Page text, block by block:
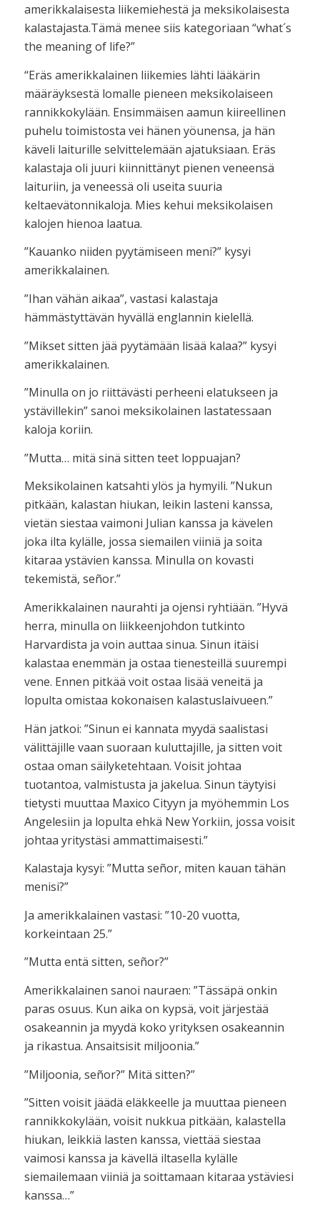
amerikkalaisesta liikemiehestä ja meksikolaisesta
kalastajasta.Tämä menee siis kategoriaan “what´s
the meaning of life?”
“Eräs amerikkalainen liikemies lähti lääkärin
määräyksestä lomalle pieneen meksikolaiseen
rannikkokylään. Ensimmäisen aamun kiireellinen
puhelu toimistosta vei hänen yöunensa, ja hän
käveli laiturille selvittelemään ajatuksiaan. Eräs
kalastaja oli juuri kiinnittänyt pienen veneensä
laituriin, ja veneessä oli useita suuria
keltaevätonnikaloja. Mies kehui meksikolaisen
kalojen hienoa laatua.
”Kauanko niiden pyytämiseen meni?” kysyi
amerikkalainen.
”Ihan vähän aikaa”, vastasi kalastaja
hämmästyttävän hyvällä englannin kielellä.
”Mikset sitten jää pyytämään lisää kalaa?” kysyi
amerikkalainen.
”Minulla on jo riittävästi perheeni elatukseen ja
ystävillekin” sanoi meksikolainen lastatessaan
kaloja koriin.
”Mutta… mitä sinä sitten teet loppuajan?
Meksikolainen katsahti ylös ja hymyili. ”Nukun
pitkään, kalastan hiukan, leikin lasteni kanssa,
vietän siestaa vaimoni Julian kanssa ja kävelen
joka ilta kylälle, jossa siemailen viiniä ja soita
kitaraa ystävien kanssa. Minulla on kovasti
tekemistä, señor.”
Amerikkalainen naurahti ja ojensi ryhtiään. ”Hyvä
herra, minulla on liikkeenjohdon tutkinto
Harvardista ja voin auttaa sinua. Sinun itäisi
kalastaa enemmän ja ostaa tienesteillä suurempi
vene. Ennen pitkää voit ostaa lisää veneitä ja
lopulta omistaa kokonaisen kalastuslaivueen.”
Hän jatkoi: ”Sinun ei kannata myydä saalistasi
välittäjille vaan suoraan kuluttajille, ja sitten voit
ostaa oman säilyketehtaan. Voisit johtaa
tuotantoa, valmistusta ja jakelua. Sinun täytyisi
tietysti muuttaa Maxico Cityyn ja myöhemmin Los
Angelesiin ja lopulta ehkä New Yorkiin, jossa voisit
johtaa yritystäsi ammattimaisesti.”
Kalastaja kysyi: ”Mutta señor, miten kauan tähän
menisi?”
Ja amerikkalainen vastasi: ”10-20 vuotta,
korkeintaan 25.”
”Mutta entä sitten, señor?”
Amerikkalainen sanoi nauraen: ”Tässäpä onkin
paras osuus. Kun aika on kypsä, voit järjestää
osakeannin ja myydä koko yrityksen osakeannin
ja rikastua. Ansaitsisit miljoonia.”
”Miljoonia, señor?” Mitä sitten?”
”Sitten voisit jäädä eläkkeelle ja muuttaa pieneen
rannikkokylään, voisit nukkua pitkään, kalastella
hiukan, leikkiä lasten kanssa, viettää siestaa
vaimosi kanssa ja kävellä iltasella kylälle
siemailemaan viiniä ja soittamaan kitaraa ystäviesi
kanssa…”